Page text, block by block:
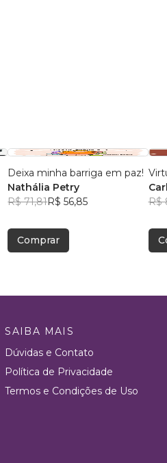
Deixa minha barriga em paz!
Nathália Petry
R$ 71,81R$ 56,85
Comprar
R$
SAIBA MAIS
Dúvidas e Contato
Política de Privacidade
Termos e Condições de Uso